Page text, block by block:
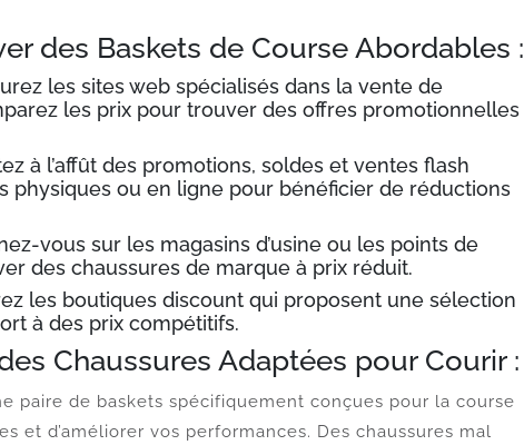
des Baskets de Course Abordables :
les sites web spécialisés dans la vente de
les prix pour trouver des offres promotionnelles
à l’affût des promotions, soldes et ventes flash
physiques ou en ligne pour bénéficier de réductions
vous sur les magasins d’usine ou les points de
des chaussures de marque à prix réduit.
les boutiques discount qui proposent une sélection
à des prix compétitifs.
Chaussures Adaptées pour Courir :
paire de baskets spécifiquement conçues pour la course
et d’améliorer vos performances. Des chaussures mal